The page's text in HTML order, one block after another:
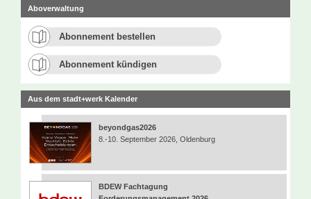
Aboverwaltung
Abonnement bestellen
Abonnement kündigen
Aus dem stadt+werk Kalender
beyondgas2026
8.-10. September 2026, Oldenburg
BDEW Fachtagung